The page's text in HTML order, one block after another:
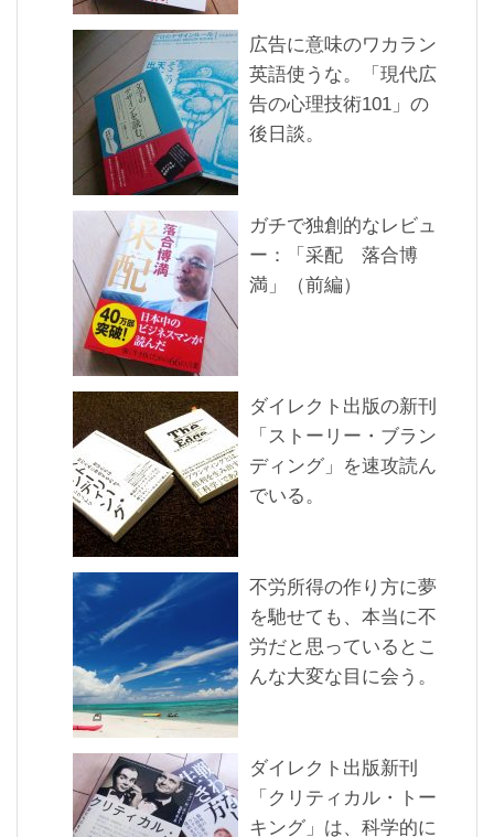
広告に意味のワカラン
英語使うな。「現代広
告の心理技術101」の
後日談。
ガチで独創的なレビュ
ー：「采配 落合博
満」（前編）
ダイレクト出版の新刊
「ストーリー・ブラン
ディング」を速攻読ん
でいる。
不労所得の作り方に夢
を馳せても、本当に不
労だと思っているとこ
んな大変な目に会う。
ダイレクト出版新刊
「クリティカル・トー
キング」は、科学的に